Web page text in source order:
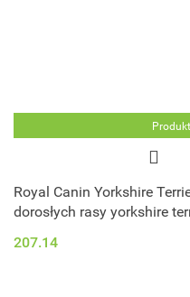
Royal Canin Yorkshire
dorosłych rasy yorkshire
207.14